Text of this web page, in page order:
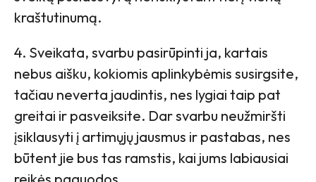
kraštutinumą.
4. Sveikata, svarbu pasirūpinti ja, kartais
nebus aišku, kokiomis aplinkybėmis susirgsite,
tačiau neverta jaudintis, nes lygiai taip pat
greitai ir pasveiksite. Dar svarbu neužmiršti
įsiklausyti į artimųjų jausmus ir pastabas, nes
būtent jie bus tas ramstis, kai jums labiausiai